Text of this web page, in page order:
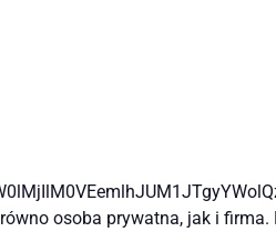
osoba prywatna, jak i